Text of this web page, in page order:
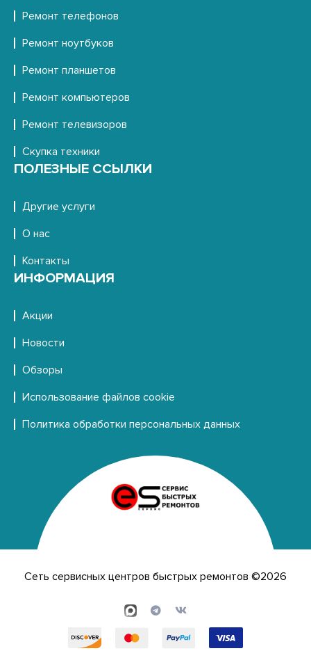
Ремонт телефонов
Ремонт ноутбуков
Ремонт планшетов
Ремонт компьютеров
Ремонт телевизоров
Скупка техники
ПОЛЕЗНЫЕ ССЫЛКИ
Другие услуги
О нас
Контакты
ИНФОРМАЦИЯ
Акции
Новости
Обзоры
Использование файлов cookie
Политика обработки персональных данных
Сеть сервисных центров быстрых ремонтов ©2026